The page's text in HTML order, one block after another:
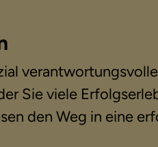
Sie viele
den Weg in eine